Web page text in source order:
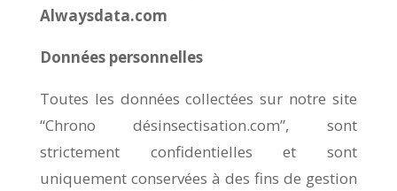
Alwaysdata.com
Données personnelles
Toutes les données collectées sur notre site
“Chrono désinsectisation.com”, sont
strictement confidentielles et sont
uniquement conservées à des fins de gestion